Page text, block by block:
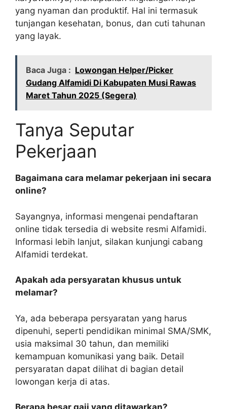
yang nyaman dan produktif. Hal ini termasuk
tunjangan kesehatan, bonus, dan cuti tahunan
yang layak.
Baca Juga : Lowongan Helper/Picker
Gudang Alfamidi Di Kabupaten Musi Rawas
Maret Tahun 2025 (Segera)
Tanya Seputar
Pekerjaan
Bagaimana cara melamar pekerjaan ini secara
online?
Sayangnya, informasi mengenai pendaftaran
online tidak tersedia di website resmi Alfamidi.
Informasi lebih lanjut, silakan kunjungi cabang
Alfamidi terdekat.
Apakah ada persyaratan khusus untuk
melamar?
Ya, ada beberapa persyaratan yang harus
dipenuhi, seperti pendidikan minimal SMA/SMK,
usia maksimal 30 tahun, dan memiliki
kemampuan komunikasi yang baik. Detail
persyaratan dapat dilihat di bagian detail
lowongan kerja di atas.